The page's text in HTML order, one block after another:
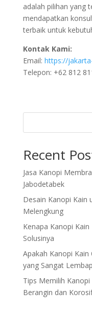
adalah pilihan yang
mendapatkan
terbaik untuk
Kontak Kami:
Email: https://
Telepon: +62 812
Recent
Jasa Kanopi
Jabodetabek
Desain Kanopi Kain
Melengkung
Kenapa Kanopi
Solusinya
Apakah Kanopi
yang Sangat
Tips Memilih
Berangin dan